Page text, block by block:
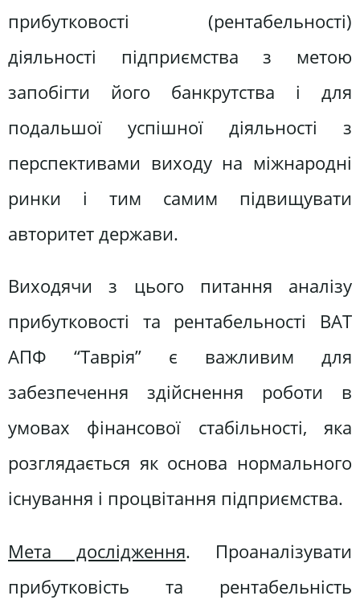
прибутковості (рентабельності)
діяльності підприємства з метою
запобігти його банкрутства і для
подальшої успішної діяльності з
перспективами виходу на міжнародні
ринки і тим самим підвищувати
авторитет держави.
Виходячи з цього питання аналізу
прибутковості та рентабельності ВАТ
АПФ “Таврія” є важливим для
забезпечення здійснення роботи в
умовах фінансової стабільності, яка
розглядається як основа нормального
існування і процвітання підприємства.
Мета дослідження. Проаналізувати
прибутковість та рентабельність